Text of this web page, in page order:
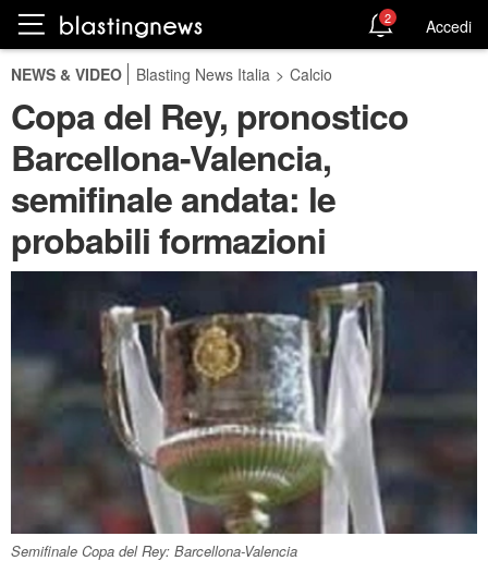
2 Accedi
NEWS & VIDEO Blasting News Italia > Calcio
Copa del Rey, pronostico
Barcellona-Valencia,
semifinale andata: le
probabili formazioni
Semifinale Copa del Rey: Barcellona-Valencia